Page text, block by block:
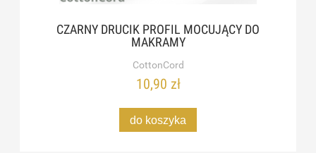
CZARNY DRUCIK PROFIL MOCUJĄCY DO
MAKRAMY
CottonCord
10,90 zł
do koszyka